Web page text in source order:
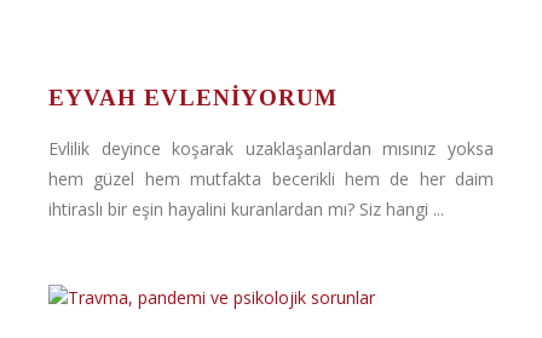
EYVAH EVLENIYORUM
Evlilik deyince koşarak uzaklaşanlardan mısınız yoksa
hem güzel hem mutfakta becerikli hem de her daim
ihtiraslı bir eşin hayalini kuranlardan mı? Siz hangi ...